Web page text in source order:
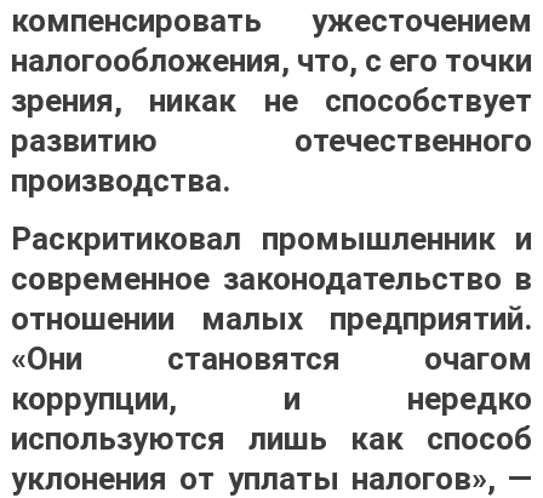
компенсировать ужесточением
налогообложения, что, с его точки
зрения, никак не способствует
развитию отечественного
производства.
Раскритиковал промышленник и
современное законодательство в
отношении малых предприятий.
«Они становятся очагом
коррупции, и нередко
используются лишь как способ
уклонения от уплаты налогов», —